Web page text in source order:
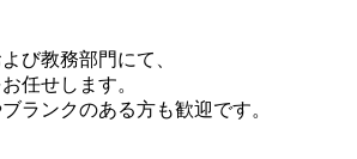
び教務部門にて、
任せします。
ランクのある方も歓迎です。